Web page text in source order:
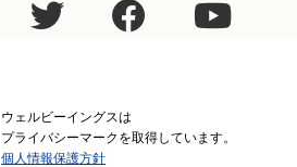
ウェルビーイングスは
プライバシーマークを取得しています。
個人情報保護方針